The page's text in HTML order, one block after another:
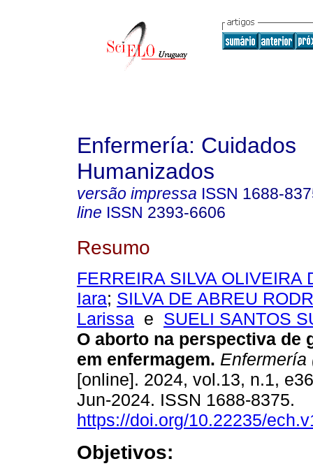
Enfermería: Cuidados
Humanizados
versão impressa ISSN 1688-
line ISSN 2393-6606
Resumo
FERREIRA SILVA OLIVEIRA
Iara; SILVA DE ABREU
Larissa e SUELI SANTOS
O aborto na perspectiva de
em enfermagem. Enfermería
[online]. 2024, vol.13, n.1,
Jun-2024. ISSN 1688-8375.
https://doi.org/10.22235/
Objetivos: